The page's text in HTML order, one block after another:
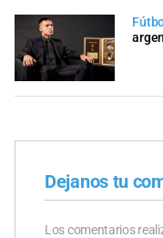
Dejanos tu
Los comentarios